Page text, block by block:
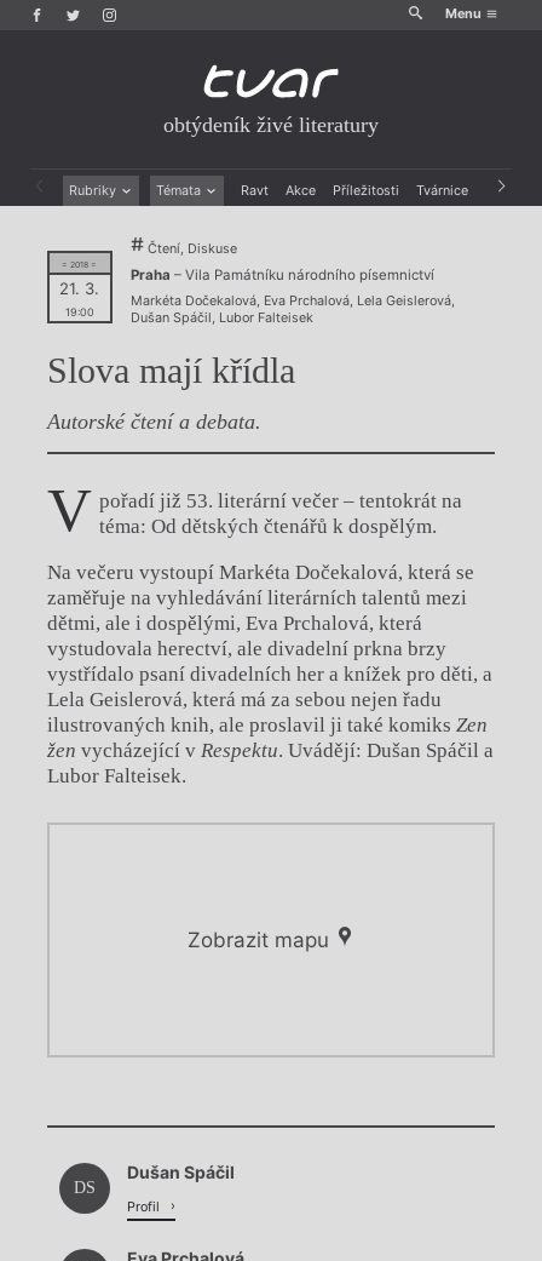
Menu
obtýdeník živé literatury
Rubriky Témata Ravt Akce Příležitosti Tvárnice Archiv
Drobná publicistika
Esejistika
Recenze a reflexe
Reportáže
Právě vychází
Mauzoleum
Historie kolonialismu
Výroční ceny
= 2018 =
21. 3.
19:00
Čtení, Diskuse
Praha – Vila Památníku národního písemnictví
Markéta Dočekalová, Eva Prchalová, Lela Geislerová,
Dušan Spáčil , Lubor Falteisek
Slova mají křídla
Autorské čtení a debata.
V pořadí již 53. literární večer – tentokrát na
téma: Od dětských čtenářů k dospělým.
Na večeru vystoupí Markéta Dočekalová, která se
zaměřuje na vyhledávání literárních talentů mezi
dětmi, ale i dospělými, Eva Prchalová, která
vystudovala herectví, ale divadelní prkna brzy
vystřídalo psaní divadelních her a knížek pro děti, a
Lela Geislerová, která má za sebou nejen řadu
ilustrovaných knih, ale proslavil ji také komiks Zen
žen vycházející v Respektu. Uvádějí: Dušan Spáčil a
Lubor Falteisek.
Zobrazit mapu
Načítá se.
Chviličku.
Načítá se.
DS
Dušan Spáčil
Profil